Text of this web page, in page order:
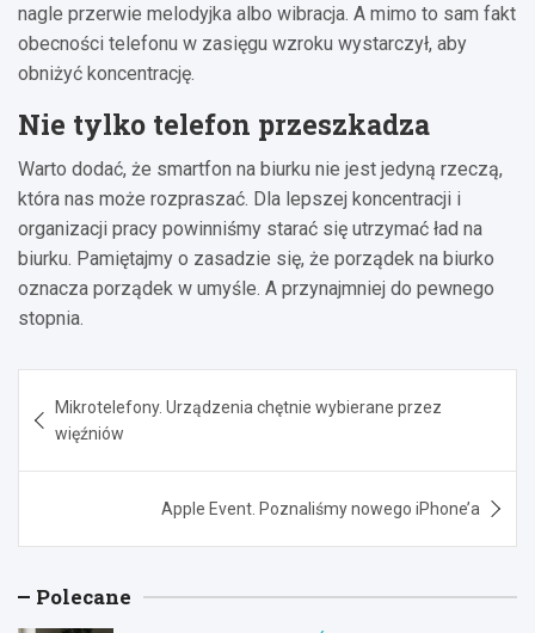
nagle przerwie melodyjka albo wibracja. A mimo to sam fakt
obecności telefonu w zasięgu wzroku wystarczył, aby
obniżyć koncentrację.
Nie tylko telefon przeszkadza
Warto dodać, że smartfon na biurku nie jest jedyną rzeczą,
która nas może rozpraszać. Dla lepszej koncentracji i
organizacji pracy powinniśmy starać się utrzymać ład na
biurku. Pamiętajmy o zasadzie się, że porządek na biurko
oznacza porządek w umyśle. A przynajmniej do pewnego
stopnia.
wpisu
Mikrotelefony. Urządzenia chętnie wybierane przez
więźniów
Apple Event. Poznaliśmy nowego iPhone’a
Polecane